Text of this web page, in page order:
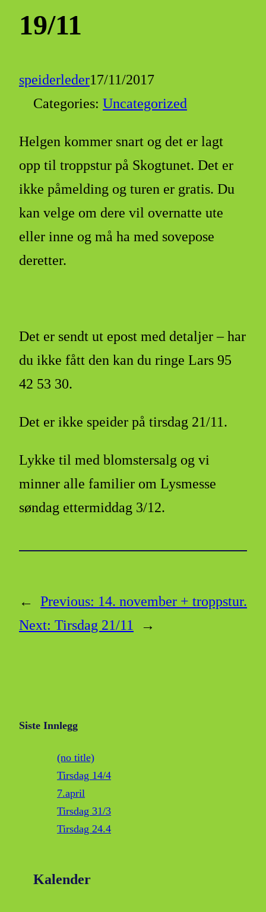
19/11
speiderleder17/11/2017
Categories: Uncategorized
Helgen kommer snart og det er lagt
opp til troppstur på Skogtunet. Det er
ikke påmelding og turen er gratis. Du
kan velge om dere vil overnatte ute
eller inne og må ha med sovepose
deretter.
Det er sendt ut epost med detaljer – har
du ikke fått den kan du ringe Lars 95
42 53 30.
Det er ikke speider på tirsdag 21/11.
Lykke til med blomstersalg og vi
minner alle familier om Lysmesse
søndag ettermiddag 3/12.
← Previous: 14. november + troppstur.
Next: Tirsdag 21/11 →
Siste Innlegg
(no title)
Tirsdag 14/4
7.april
Tirsdag 31/3
Tirsdag 24.4
Kalender